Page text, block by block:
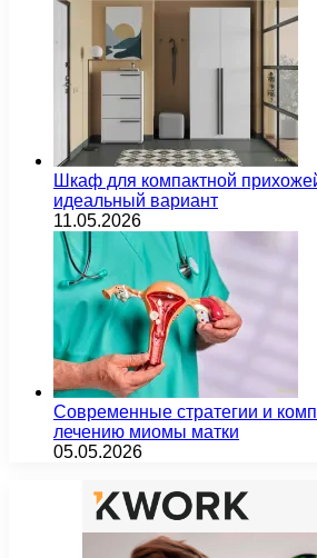
Шкаф для компактной
идеальный вариант
11.05.2026
Современные стратегии и
лечению миомы матки
05.05.2026